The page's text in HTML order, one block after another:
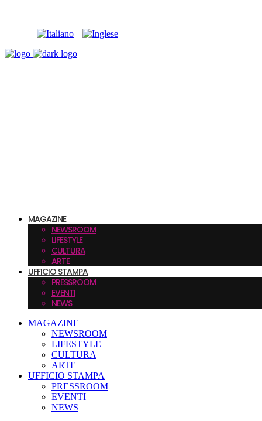
MAGAZINE
NEWSROOM
LIFESTYLE
CULTURA
ARTE
UFFICIO STAMPA
PRESSROOM
EVENTI
NEWS
MAGAZINE
NEWSROOM
LIFESTYLE
CULTURA
ARTE
UFFICIO STAMPA
PRESSROOM
EVENTI
NEWS